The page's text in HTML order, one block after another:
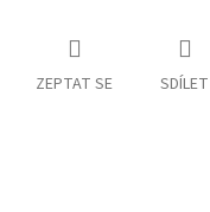
ZEPTAT SE SDÍLET